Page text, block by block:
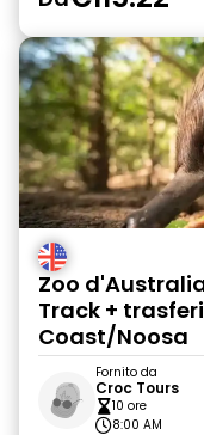
Zoo
Track +
Coast/Noosa
Fornito da
Croc Tours
10 ore
8:00 AM